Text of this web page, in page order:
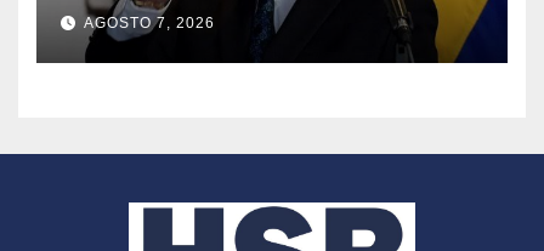
que Medellín celebró el fin
de la era Petro
AGOSTO 7, 2026